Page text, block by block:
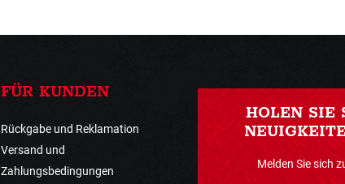
FÜR KUNDEN
Rückgabe und Reklamation
Versand und
Zahlungsbedingungen
HOLEN SIE
Melden Sie sich